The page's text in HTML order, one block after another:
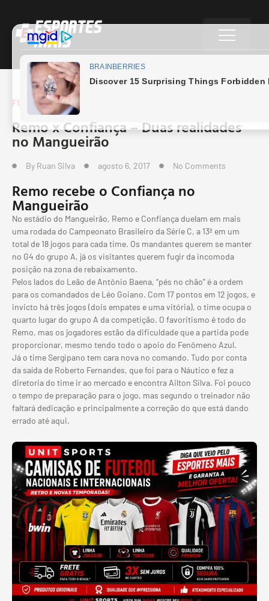
FUTEBOL BRASILEIRO
Remo x Confiança – Duas realidades
no Mangueirão
By Ruan Silva agosto 6, 2017 No Comments
Remo recebe o Confiança no
Mangueirão
No estádio do Mangueirão, Remo e Confiança duelam em mais
uma rodada do Campeonato Brasileiro da Série C, a 13ª em um
total de 18 jogos para cada time. Os mandantes querem se manter
no G4 do grupo A, já os visitantes querem fugir da incomoda
posição na zona de rebaixamento.
Pelos lados do Leão de Antônio Baena, “pés no chão” é a ordem
para os comandados de Léo Goiano. Com 17 pontos em 12 jogos, e
invicto há três jogos (dois empates e uma vitória), o time ocupa o
quarto lugar do grupo A da competição. O favoritismo é todo do
Remo, mas os jogadores estão da dificuldade que a partida pode
proporcionar, mesmo tendo todo o apoio do Fenômeno Azul.
Já o time Sergipano tem cara nova no comando. Tudo por conta
da saída de Roberto Fernandes, que foi para o Náutico e fez a
diretoria do time ir ao mercado e encontra Ailton Silva. Foi pouco
o tempo de preparação para o jogo, mas segundo o treinador não
faltará dedicação e principalmente a correção do que está dando
errado até aqui.